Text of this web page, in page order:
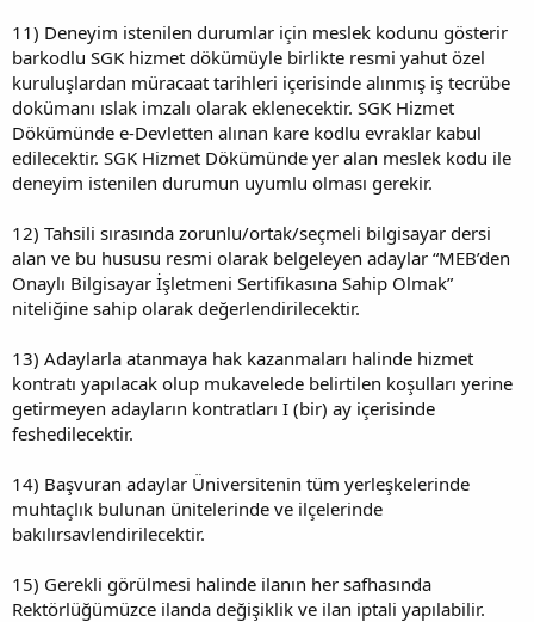
11) Deneyim istenilen durumlar için meslek kodunu gösterir
barkodlu SGK hizmet dökümüyle birlikte resmi yahut özel
kuruluşlardan müracaat tarihleri içerisinde alınmış iş tecrübe
dokümanı ıslak imzalı olarak eklenecektir. SGK Hizmet
Dökümünde e-Devletten alınan kare kodlu evraklar kabul
edilecektir. SGK Hizmet Dökümünde yer alan meslek kodu ile
deneyim istenilen durumun uyumlu olması gerekir.
12) Tahsili sırasında zorunlu/ortak/seçmeli bilgisayar dersi
alan ve bu hususu resmi olarak belgeleyen adaylar “MEB’den
Onaylı Bilgisayar İşletmeni Sertifikasına Sahip Olmak”
niteliğine sahip olarak değerlendirilecektir.
13) Adaylarla atanmaya hak kazanmaları halinde hizmet
kontratı yapılacak olup mukavelede belirtilen koşulları yerine
getirmeyen adayların kontratları I (bir) ay içerisinde
feshedilecektir.
14) Başvuran adaylar Üniversitenin tüm yerleşkelerinde
muhtaçlık bulunan ünitelerinde ve ilçelerinde
bakılırsavlendirilecektir.
15) Gerekli görülmesi halinde ilanın her safhasında
Rektörlüğümüzce ilanda değişiklik ve ilan iptali yapılabilir.